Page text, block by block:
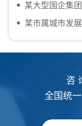
某大型国企集
某市属城市发
咨
全国统